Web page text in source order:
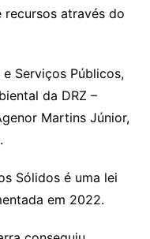
através do
Serviços Públicos,
da DRZ –
Martins Júnior,
Sólidos é uma lei
em 2022.